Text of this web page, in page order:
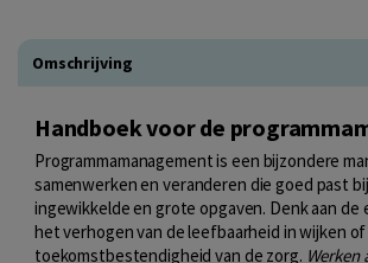
Omschrijving
Handboek voor de
Programmamanagement is een bijzondere
samenwerken en veranderen die goed past
ingewikkelde en grote opgaven. Denk aan
het verhogen van de leefbaarheid in wijken
toekomstbestendigheid van de zorg. Werken